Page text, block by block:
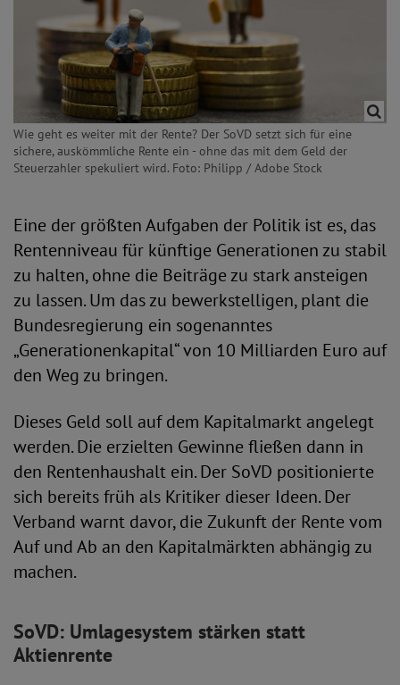
Wie geht es weiter mit der Rente? Der SoVD setzt sich für eine
sichere, auskömmliche Rente ein - ohne das mit dem Geld der
Steuerzahler spekuliert wird. Foto: Philipp / Adobe Stock
Eine der größten Aufgaben der Politik ist es, das
Rentenniveau für künftige Generationen zu stabil
zu halten, ohne die Beiträge zu stark ansteigen
zu lassen. Um das zu bewerkstelligen, plant die
Bundesregierung ein sogenanntes
„Generationenkapital“ von 10 Milliarden Euro auf
den Weg zu bringen.
Dieses Geld soll auf dem Kapitalmarkt angelegt
werden. Die erzielten Gewinne fließen dann in
den Rentenhaushalt ein. Der SoVD positionierte
sich bereits früh als Kritiker dieser Ideen. Der
Verband warnt davor, die Zukunft der Rente vom
Auf und Ab an den Kapitalmärkten abhängig zu
machen.
SoVD: Umlagesystem stärken statt
Aktienrente